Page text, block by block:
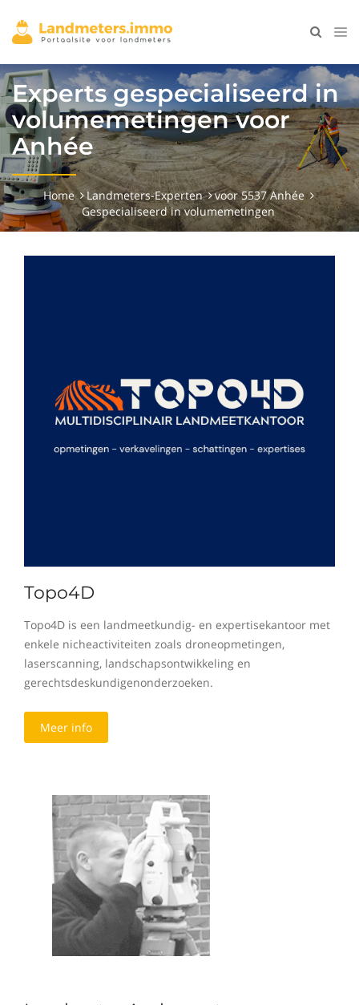
Experts gespecialiseerd in
volumemetingen voor
Anhée
Home Landmeters-Experten
voor 5537 Anhée
Gespecialiseerd in volumemetingen
Topo4D
Topo4D is een landmeetkundig- en expertisekantoor met
enkele nicheactiviteiten zoals droneopmetingen,
laserscanning, landschapsontwikkeling en
gerechtsdeskundigenonderzoeken.
Meer info